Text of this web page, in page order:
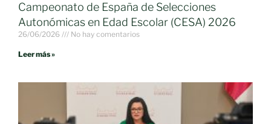
Campeonato de España de Selecciones
Autonómicas en Edad Escolar (CESA) 2026
26/06/2026 No hay comentarios
Leer más »